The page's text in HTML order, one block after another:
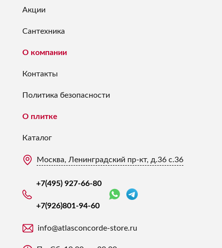
Акции
Сантехника
О компании
Контакты
Политика безопасности
О плитке
Каталог
Москва, Ленинградский пр-кт, д.36 с.36
+7(495) 927-66-80
+7(926)801-94-60
info@atlasconcorde-store.ru